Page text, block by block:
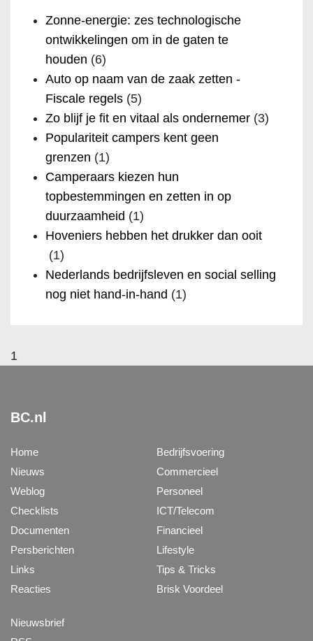
Zonne-energie: zes technologische
ontwikkelingen om in de gaten te
houden (6)
Auto op naam van de zaak zetten -
Fiscale regels (5)
Zo blijf je fit en vitaal als ondernemer (3)
Populariteit campers kent geen
grenzen (1)
Camperaars kiezen hun
topbestemmingen en zetten in op
duurzaamheid (1)
Hoveniers hebben het drukker dan ooit
(1)
Nederlands bedrijfsleven en social selling
nog niet hand-in-hand (1)
1
BC.nl
Home
Nieuws
Weblog
Checklists
Documenten
Persberichten
Links
Reacties
Bedrijfsvoering
Commercieel
Personeel
ICT/Telecom
Financieel
Lifestyle
Tips & Tricks
Brisk Voordeel
Nieuwsbrief